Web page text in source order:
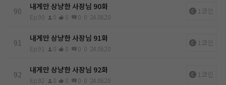
90 내게만 상냥한 사장님 90화
Ep.90 0 0 0 0 24.06.20
1코인
91 내게만 상냥한 사장님 91화
Ep.91 0 0 0 0 24.06.20
1코인
92 내게만 상냥한 사장님 92화
Ep.92 0 0 0 0 24.06.20
1코인